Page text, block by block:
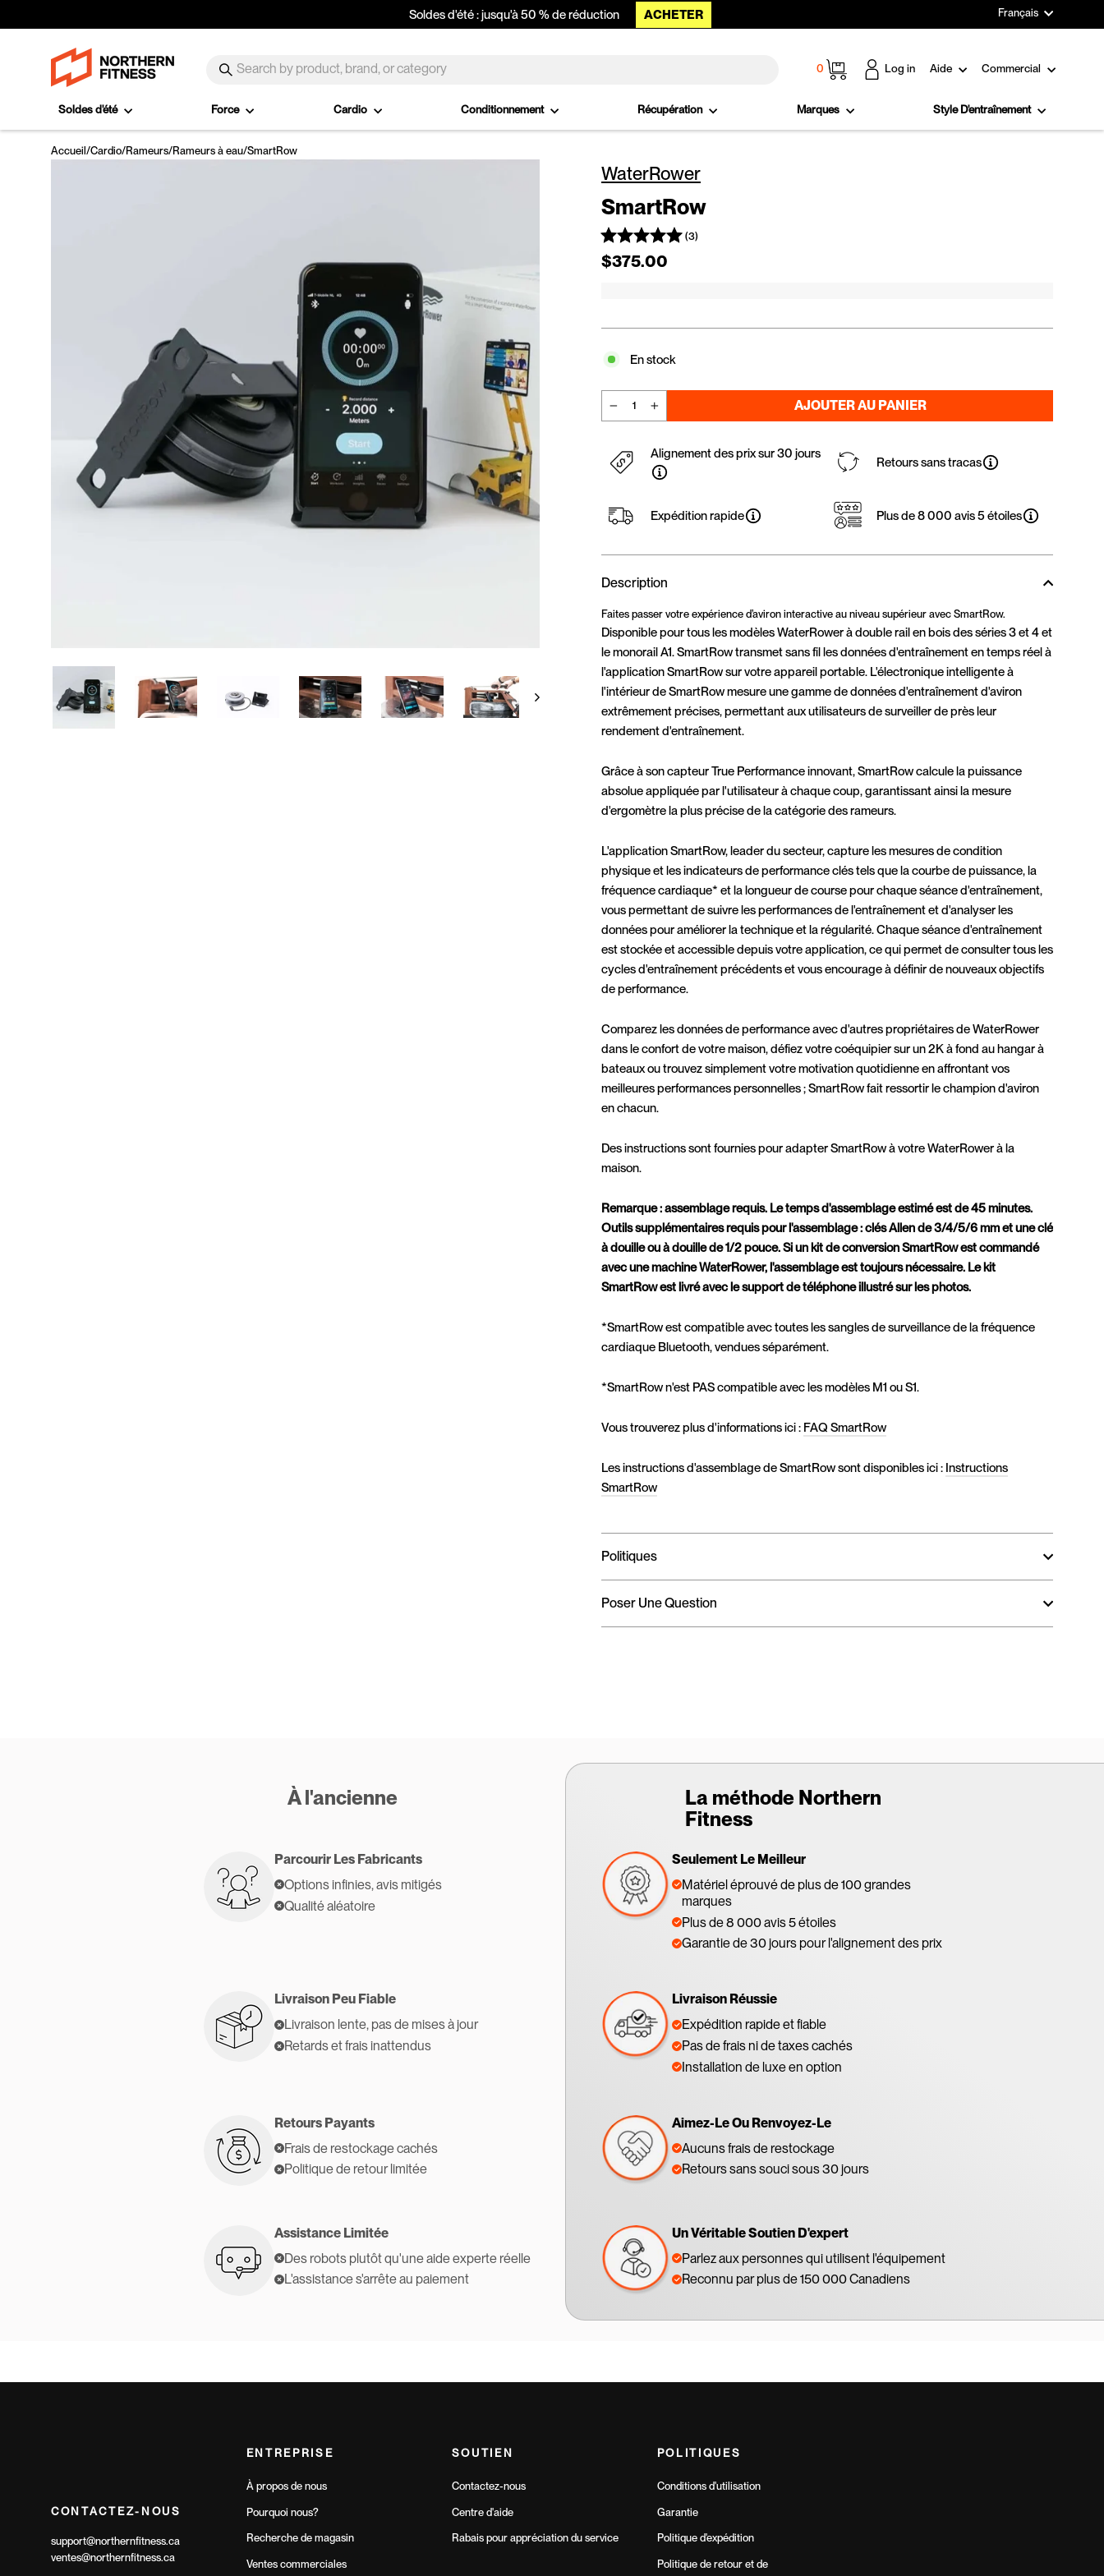
Soldes d'été : jusqu'à 50 % de réduction ACHETER Langue
Français
Recherche 0 Panier Log in Aide Commercial
Soldes d'été Force Cardio Conditionnement Récupération Marques Style D'entraînement
Accueil/Cardio/Rameurs/Rameurs à eau/SmartRow
WaterRower
SmartRow
(3)
Prix régulier
$375.00
En stock
AJOUTER AU PANIER
Alignement des prix sur 30 jours
Expédition rapide
Retours sans tracas
Plus de 8 000 avis 5 étoiles
Description
Faites passer votre expérience d’aviron interactive au niveau supérieur avec SmartRow.
Disponible pour tous les modèles WaterRower à double rail en bois des séries 3 et 4 et
le monorail A1. SmartRow transmet sans fil les données d'entraînement en temps réel à
l'application SmartRow sur votre appareil portable. L'électronique intelligente à
l'intérieur de SmartRow mesure une gamme de données d'entraînement d'aviron
extrêmement précises, permettant aux utilisateurs de surveiller de près leur
rendement d'entraînement.
Grâce à son capteur True Performance innovant, SmartRow calcule la puissance
absolue appliquée par l'utilisateur à chaque coup, garantissant ainsi la mesure
d'ergomètre la plus précise de la catégorie des rameurs.
L'application SmartRow, leader du secteur, capture les mesures de condition
physique et les indicateurs de performance clés tels que la courbe de puissance, la
fréquence cardiaque* et la longueur de course pour chaque séance d'entraînement,
vous permettant de suivre les performances de l'entraînement et d'analyser les
données pour améliorer la technique et la régularité. Chaque séance d'entraînement
est stockée et accessible depuis votre application, ce qui permet de consulter tous les
cycles d'entraînement précédents et vous encourage à définir de nouveaux objectifs
de performance.
Comparez les données de performance avec d'autres propriétaires de WaterRower
dans le confort de votre maison, défiez votre coéquipier sur un 2K à fond au hangar à
bateaux ou trouvez simplement votre motivation quotidienne en affrontant vos
meilleures performances personnelles ; SmartRow fait ressortir le champion d'aviron
en chacun.
Des instructions sont fournies pour adapter SmartRow à votre WaterRower à la
maison.
Remarque : assemblage requis. Le temps d'assemblage estimé est de 45 minutes.
Outils supplémentaires requis pour l'assemblage : clés Allen de 3/4/5/6 mm et une clé
à douille ou à douille de 1/2 pouce. Si un kit de conversion SmartRow est commandé
avec une machine WaterRower, l'assemblage est toujours nécessaire. Le kit
SmartRow est livré avec le support de téléphone illustré sur les photos.
*SmartRow est compatible avec toutes les sangles de surveillance de la fréquence
cardiaque Bluetooth, vendues séparément.
*SmartRow n'est PAS compatible avec les modèles M1 ou S1.
Vous trouverez plus d'informations ici : FAQ SmartRow
Les instructions d'assemblage de SmartRow sont disponibles ici : Instructions
SmartRow
Politiques
Poser Une Question
À l'ancienne
La méthode Northern
Fitness
Parcourir Les Fabricants
Options infinies, avis mitigés
Qualité aléatoire
Seulement Le Meilleur
Matériel éprouvé de plus de 100 grandes
marques
Plus de 8 000 avis 5 étoiles
Garantie de 30 jours pour l'alignement des prix
Livraison Peu Fiable
Livraison lente, pas de mises à jour
Retards et frais inattendus
Livraison Réussie
Expédition rapide et fiable
Pas de frais ni de taxes cachés
Installation de luxe en option
Retours Payants
Frais de restockage cachés
Politique de retour limitée
Aimez-Le Ou Renvoyez-Le
Aucuns frais de restockage
Retours sans souci sous 30 jours
Assistance Limitée
Des robots plutôt qu'une aide experte réelle
L'assistance s'arrête au paiement
Un Véritable Soutien D'expert
Parlez aux personnes qui utilisent l'équipement
Reconnu par plus de 150 000 Canadiens
CONTACTEZ-NOUS
support@northernfitness.ca
ventes@northernfitness.ca
ENTREPRISE
À propos de nous
Pourquoi nous?
Recherche de magasin
Ventes commerciales
SOUTIEN
Contactez-nous
Centre d'aide
Rabais pour appréciation du service
POLITIQUES
Conditions d'utilisation
Garantie
Politique d'expédition
Politique de retour et de